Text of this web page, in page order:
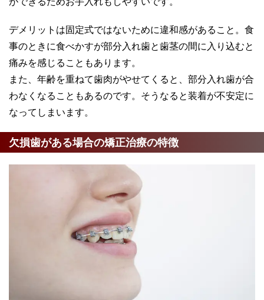
デメリットは固定式ではないために違和感があること。食
事のときに食べかすが部分入れ歯と歯茎の間に入り込むと
痛みを感じることもあります。
また、年齢を重ねて歯肉がやせてくると、部分入れ歯が合
わなくなることもあるのです。そうなると装着が不安定に
なってしまいます。
欠損歯がある場合の矯正治療の特徴